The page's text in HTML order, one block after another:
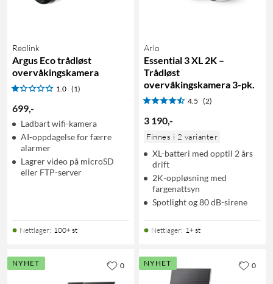
Reolink
Argus Eco trådløst
overvåkingskamera
1.0 (1)
699,-
Ladbart wifi-kamera
AI-oppdagelse for færre
alarmer
Lagrer video på microSD
eller FTP-server
Nettlager: 100+ st
Arlo
Essential 3 XL 2K –
Trådløst
overvåkingskamera 3-pk.
4.5 (2)
3 190,-
Finnes i 2 varianter
XL-batteri med opptil 2 års
drift
2K-oppløsning med
fargenattsyn
Spotlight og 80 dB-sirene
Nettlager: 1+ st
NYHET 0 NYHET 0